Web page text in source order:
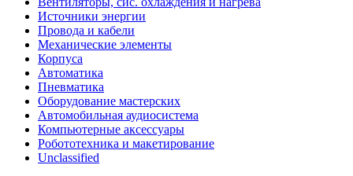
Источники энергии
Провода и кабели
Механические элементы
Корпуса
Автоматика
Пневматика
Оборудование мастерских
Автомобильная аудиосистема
Компьютерные аксессуары
Робототехника и макетирование
Unclassified